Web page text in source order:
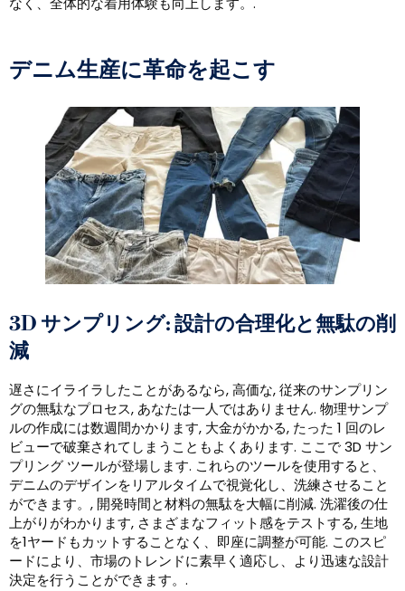
デニム生産に革命を起こす
3D サンプリング: 設計の合理化と無駄の削
減
遅さにイライラしたことがあるなら, 高価な, 従来のサンプリン
グの無駄なプロセス, あなたは一人ではありません. 物理サンプ
ルの作成には数週間かかります, 大金がかかる, たった 1 回のレ
ビューで破棄されてしまうこともよくあります. ここで 3D サン
プリング ツールが登場します. これらのツールを使用すると、
デニムのデザインをリアルタイムで視覚化し、洗練させること
ができます。, 開発時間と材料の無駄を大幅に削減. 洗濯後の仕
上がりがわかります, さまざまなフィット感をテストする, 生地
を1ヤードもカットすることなく、即座に調整が可能. このスピ
ードにより、市場のトレンドに素早く適応し、より迅速な設計
決定を行うことができます。.